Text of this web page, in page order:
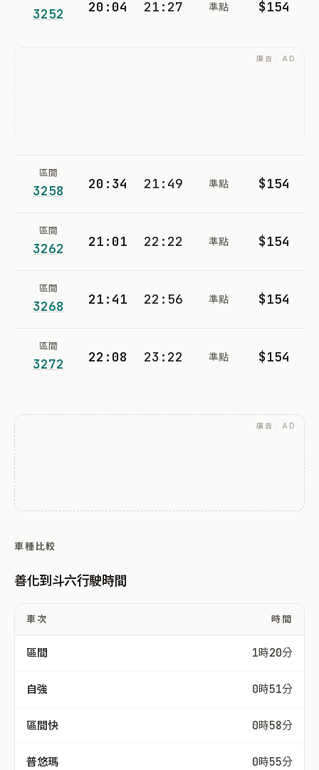
3252 20:04 21:27 準點 $154
廣告 · AD
區間
3258 20:34 21:49 準點 $154
區間
3262 21:01 22:22 準點 $154
區間
3268 21:41 22:56 準點 $154
區間
3272 22:08 23:22 準點 $154
廣告 · AD
車種比較
善化到斗六行駛時間
車次 時間
區間 1時20分
自強 0時51分
區間快 0時58分
普悠瑪 0時55分